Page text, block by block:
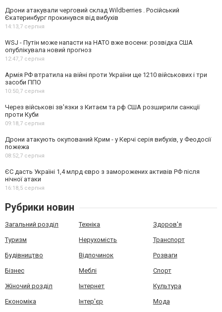
Дрони атакували черговий склад Wildberries . Російський
Єкатеринбург прокинувся від вибухів
14:13,7 серпня
WSJ - Путін може напасти на НАТО вже восени: розвідка США
опублікувала новий прогноз
12:47,7 серпня
Армія РФ втратила на війні проти України ще 1210 військових і три
засоби ППО
10:50,7 серпня
Через військові зв'язки з Китаєм та рф США розширили санкції
проти Куби
09:18,7 серпня
Дрони атакують окупований Крим - у Керчі серія вибухів, у Феодосії
пожежа
08:52,7 серпня
ЄС дасть Україні 1,4 млрд євро з заморожених активів РФ після
нічної атаки
16:18,5 серпня
Рубрики новин
Загальний розділ Техніка Здоров'я
Туризм Нерухомість Транспорт
Будівництво Відпочинок Розваги
Бізнес Меблі Спорт
Жіночий розділ Інтернет Культура
Економіка Інтер'єр Мода